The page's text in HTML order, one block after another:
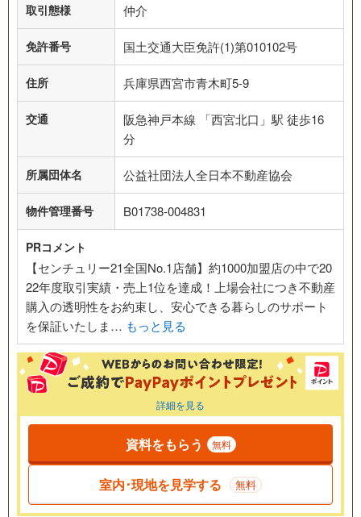
取引態様 仲介
免許番号 国土交通大臣免許(1)第010102号
住所 兵庫県西宮市青木町5-9
交通
阪急神戸本線 「西宮北口」駅 徒歩16
分
所属団体名 公益社団法人全日本不動産協会
物件管理番号 B01738-004831
PRコメント
【センチュリー21全国No.1店舗】約1000加盟店の中で20
22年度取引実績・売上1位を達成！上場会社につき不動産
購入の透明性をお約束し、安心できる暮らしのサポート
を保証いたしま… もっと見る
詳細を見る
資料をもらう 無料
室内･現地を見学する 無料